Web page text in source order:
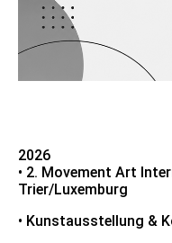
2026
• 2. Movement Art
Trier/Luxemburg
• Kunstausstellung &